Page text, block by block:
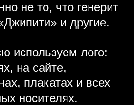
не то, что генерит
и другие.
используем лого:
на сайте,
плакатах и всех
носителях.